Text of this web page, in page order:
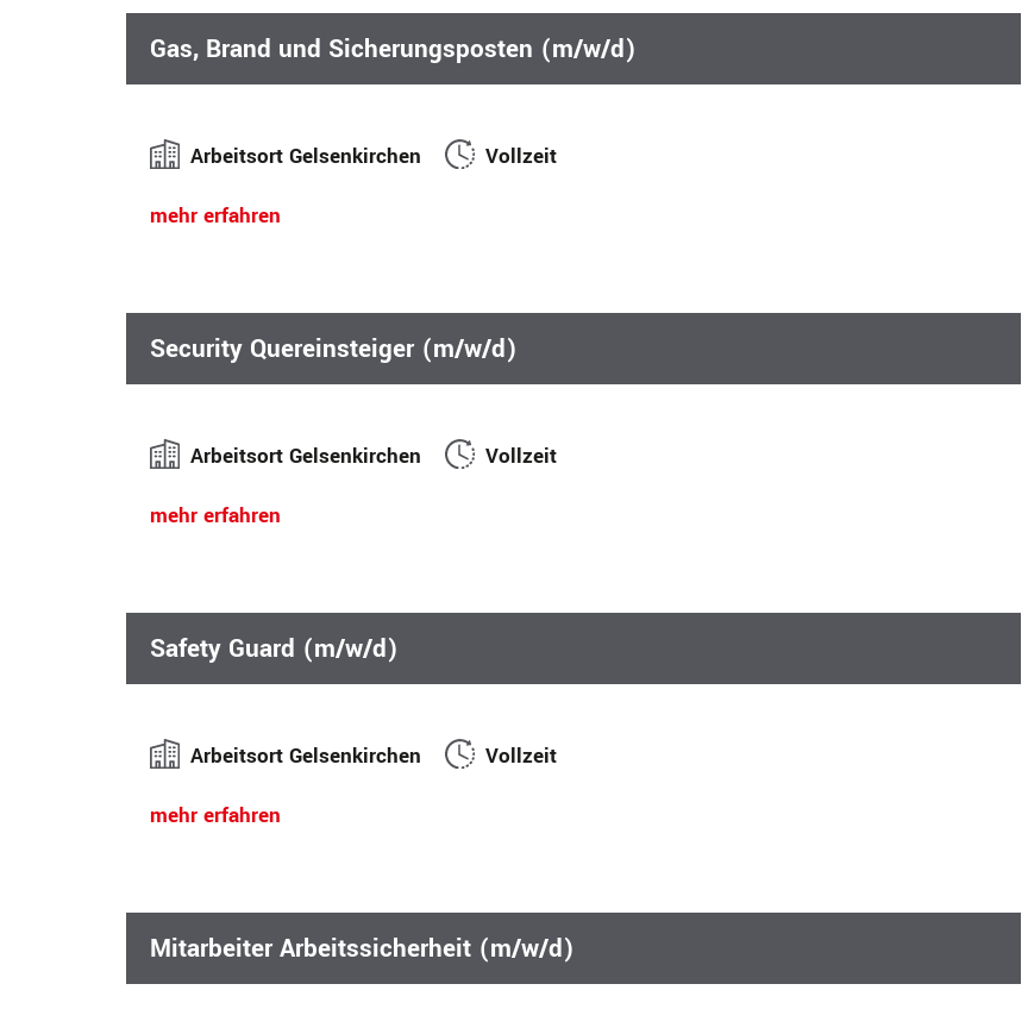
Gas, Brand und Sicherungsposten (m/w/d)
Arbeitsort Gelsenkirchen
Vollzeit
mehr erfahren
Security Quereinsteiger (m/w/d)
Arbeitsort Gelsenkirchen
Vollzeit
mehr erfahren
Safety Guard (m/w/d)
Arbeitsort Gelsenkirchen
Vollzeit
mehr erfahren
Mitarbeiter Arbeitssicherheit (m/w/d)